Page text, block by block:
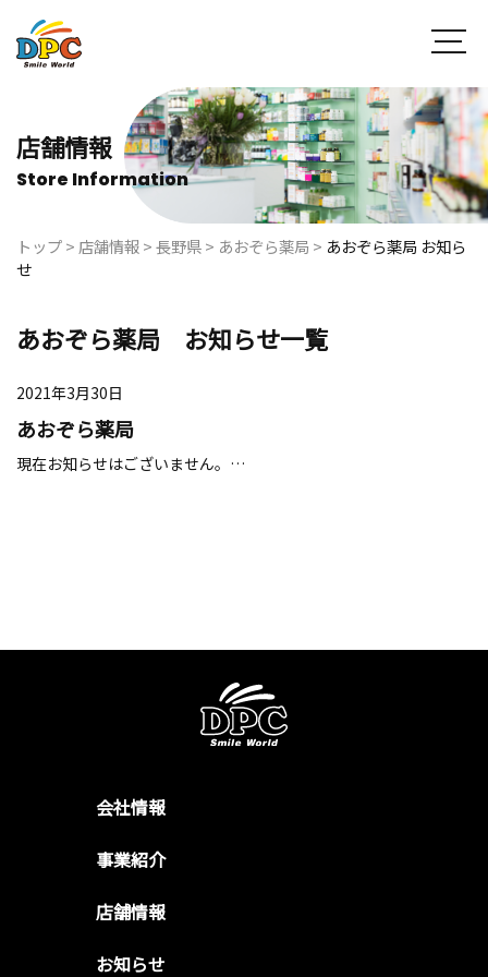
店舗情報
Store Information
トップ> 店舗情報>長野県> あおぞら薬局 > あおぞら薬局 お知ら
せ
あおぞら薬局 お知らせ一覧
2021年3月30日
あおぞら薬局
現在お知らせはございません。…
会社情報
事業紹介
店舗情報
お知らせ